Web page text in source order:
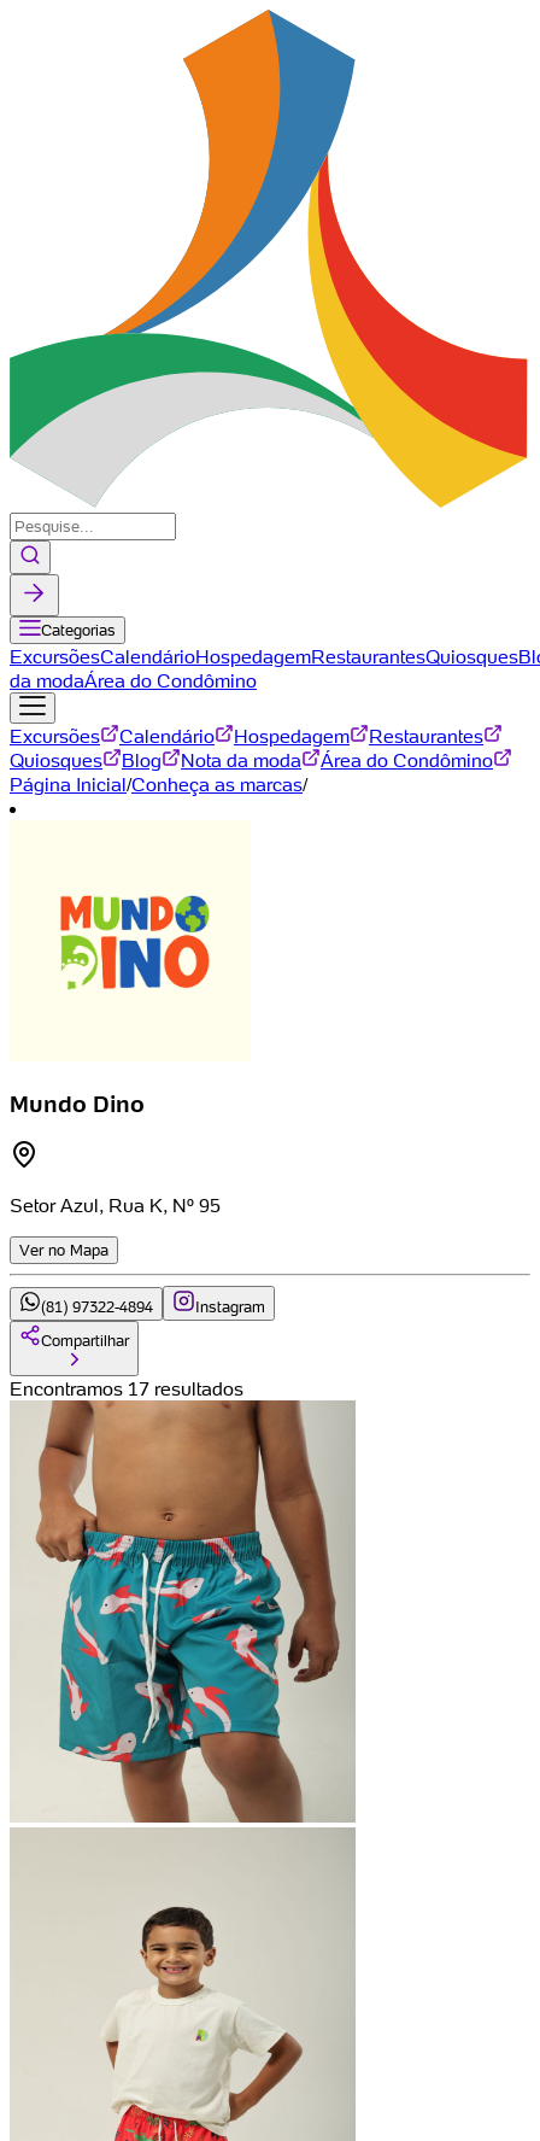
Categorias
ExcursõesCalendárioHospedagemRestaurantesQuiosques
da modaÁrea do Condômino
Excursões Calendário Hospedagem
Restaurantes
Quiosques
Blog Nota da moda
Área do Condômino
Página Inicial/Conheça as marcas/
Mundo Dino
Setor Azul, Rua K, Nº 95
Ver no Mapa
(81) 97322-4894
Instagram
Compartilhar
Encontramos 17 resultados